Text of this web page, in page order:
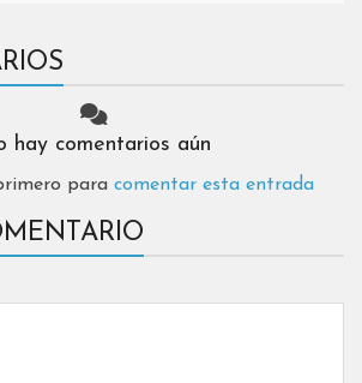
hay comentarios aún
para comentar esta entrada